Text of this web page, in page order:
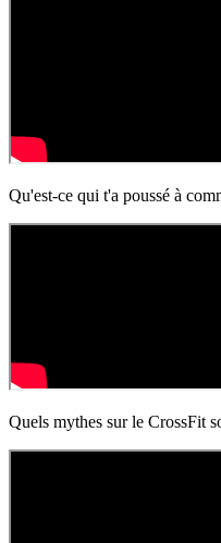
Qu'est-ce qui t'a poussé à
Quels mythes sur le CrossFit